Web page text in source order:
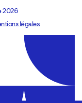
2026
légales